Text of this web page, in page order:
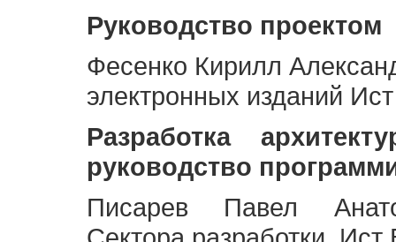
Руководство проектом
Фесенко Кирилл
электронных изданий
Разработка
руководство
Писарев Павел